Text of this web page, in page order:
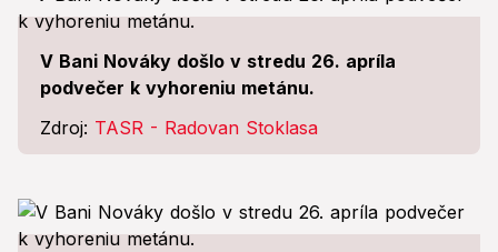
V Bani Nováky došlo v stredu 26. apríla
podvečer k vyhoreniu metánu.
Zdroj: TASR - Radovan Stoklasa